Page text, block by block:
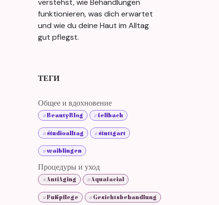
verstehst, wie Behandlungen
funktionieren, was dich erwartet
und wie du deine Haut im Alltag
gut pflegst.
ТЕГИ
Общее и вдохновение
#BeautyBlog #fellbach
#studioalltag #stuttgart
#waiblingen
Процедуры и уход
#AntiAging #Aquafacial
#Fußpflege #Gesichtsbehandlung